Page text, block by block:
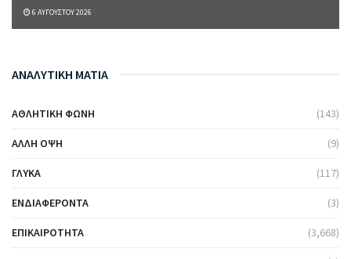
6 ΑΥΓΟΎΣΤΟΥ 2026
ΑΝΑΛΥΤΙΚΗ ΜΑΤΙΑ
ΑΘΛΗΤΙΚΉ ΦΩΝΉ (143)
ΆΛΛΗ ΌΨΗ (9)
ΓΛΥΚΆ (117)
ΕΝΔΙΑΦΈΡΟΝΤΑ (3)
ΕΠΙΚΑΙΡΌΤΗΤΑ (3,668)